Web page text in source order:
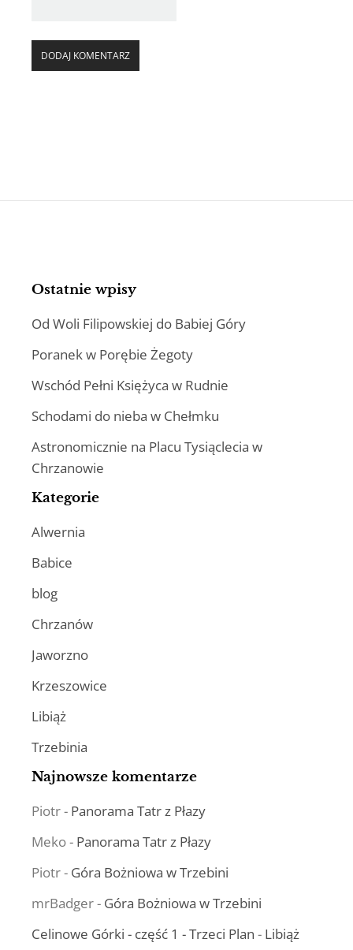
Ostatnie wpisy
Od Woli Filipowskiej do Babiej Góry
Poranek w Porębie Żegoty
Wschód Pełni Księżyca w Rudnie
Schodami do nieba w Chełmku
Astronomicznie na Placu Tysiąclecia w
Chrzanowie
Kategorie
Alwernia
Babice
blog
Chrzanów
Jaworzno
Krzeszowice
Libiąż
Trzebinia
Najnowsze komentarze
Piotr- Panorama Tatr z Płazy
Meko- Panorama Tatr z Płazy
Piotr- Góra Bożniowa w Trzebini
mrBadger- Góra Bożniowa w Trzebini
Celinowe Górki - część 1 - Trzeci Plan - Libiąż